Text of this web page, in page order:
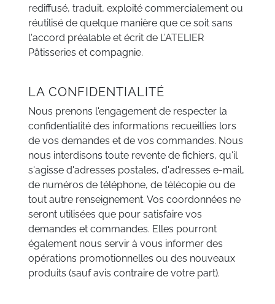
rediffusé, traduit, exploité commercialement ou
réutilisé de quelque manière que ce soit sans
l'accord préalable et écrit de L’ATELIER
Pâtisseries et compagnie.
LA CONFIDENTIALITÉ
Nous prenons l'engagement de respecter la
confidentialité des informations recueillies lors
de vos demandes et de vos commandes. Nous
nous interdisons toute revente de fichiers, qu'il
s'agisse d'adresses postales, d'adresses e-mail,
de numéros de téléphone, de télécopie ou de
tout autre renseignement. Vos coordonnées ne
seront utilisées que pour satisfaire vos
demandes et commandes. Elles pourront
également nous servir à vous informer des
opérations promotionnelles ou des nouveaux
produits (sauf avis contraire de votre part).